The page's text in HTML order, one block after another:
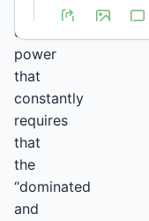
pattern
of
power
that
constantly
requires
that
the
“dominated
and